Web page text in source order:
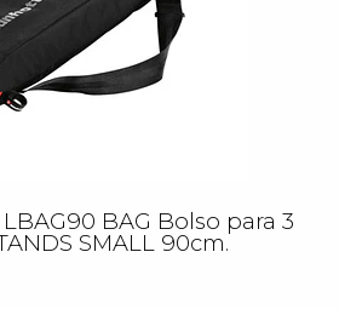
BAG Bolso para 3
SMALL 90cm.